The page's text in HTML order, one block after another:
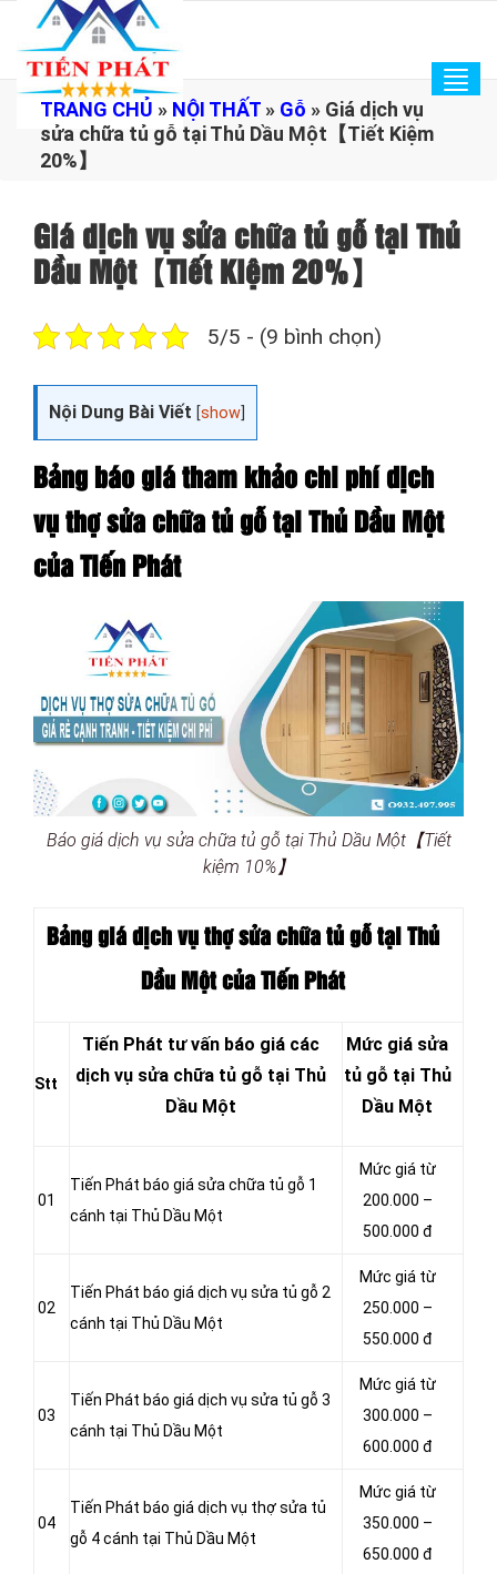
TRANG CHỦ » NỘI THẤT » Gỗ » Giá dịch vụ
sửa chữa tủ gỗ tại Thủ Dầu Một【Tiết Kiệm
20%】
Giá dịch vụ sửa chữa tủ gỗ tại Thủ
Dầu Một【Tiết Kiệm 20%】
5/5 - (9 bình chọn)
Nội Dung Bài Viết [show
Bảng báo giá tham khảo chi phí dịch
vụ thợ sửa chữa tủ gỗ tại Thủ Dầu Một
của Tiến Phát
Báo giá dịch vụ sửa chữa tủ gỗ tại Thủ Dầu Một【Tiết
kiệm 10%】
Bảng giá dịch vụ thợ sửa chữa tủ gỗ tại Thủ
Dầu Một của Tiến Phát
Stt
Tiến Phát tư vấn báo giá các
dịch vụ sửa chữa tủ gỗ tại Thủ
Dầu Một
Mức giá sửa
tủ gỗ tại Thủ
Dầu Một
01
Tiến Phát báo giá sửa chữa tủ gỗ 1
cánh tại Thủ Dầu Một
Mức giá từ
200.000 –
500.000 đ
02
Tiến Phát báo giá dịch vụ sửa tủ gỗ 2
cánh tại Thủ Dầu Một
Mức giá từ
250.000 –
550.000 đ
03
Tiến Phát báo giá dịch vụ sửa tủ gỗ 3
cánh tại Thủ Dầu Một
Mức giá từ
300.000 –
600.000 đ
04
Tiến Phát báo giá dịch vụ thợ sửa tủ
gỗ 4 cánh tại Thủ Dầu Một
Mức giá từ
350.000 –
650.000 đ